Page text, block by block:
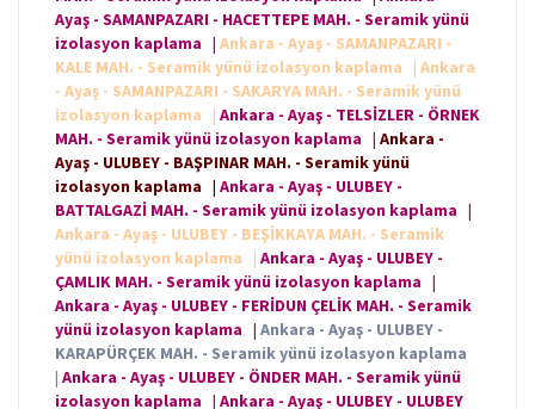
Ayaş - SAMANPAZARI - HACETTEPE MAH. - Seramik yünü
izolasyon kaplama | Ankara - Ayaş - SAMANPAZARI -
KALE MAH. - Seramik yünü izolasyon kaplama
| Ankara
- Ayaş - SAMANPAZARI - SAKARYA MAH. - Seramik yünü
izolasyon kaplama
| Ankara - Ayaş - TELSİZLER - ÖRNEK
MAH. - Seramik yünü izolasyon kaplama | Ankara -
Ayaş - ULUBEY - BAŞPINAR MAH. - Seramik yünü
izolasyon kaplama | Ankara - Ayaş - ULUBEY -
BATTALGAZİ MAH. - Seramik yünü izolasyon kaplama |
Ankara - Ayaş - ULUBEY - BEŞİKKAYA MAH. - Seramik
yünü izolasyon kaplama
| Ankara - Ayaş - ULUBEY -
ÇAMLIK MAH. - Seramik yünü izolasyon kaplama |
Ankara - Ayaş - ULUBEY - FERİDUN ÇELİK MAH. - Seramik
yünü izolasyon kaplama | Ankara - Ayaş - ULUBEY -
KARAPÜRÇEK MAH. - Seramik yünü izolasyon kaplama
| Ankara - Ayaş - ULUBEY - ÖNDER MAH. - Seramik yünü
izolasyon kaplama | Ankara - Ayaş - ULUBEY - ULUBEY